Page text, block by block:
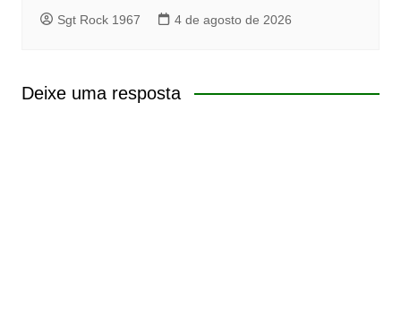
Sgt Rock 1967 4 de agosto de 2026
Deixe uma resposta